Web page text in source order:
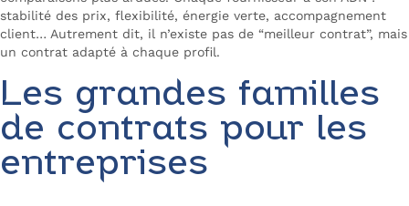
stabilité des prix, flexibilité, énergie verte, accompagnement
client… Autrement dit, il n’existe pas de “meilleur contrat”, mais
un contrat adapté à chaque profil.
Les grandes familles
de contrats pour les
entreprises